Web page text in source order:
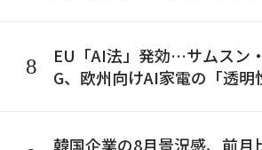
8
EU「AI法」発効…サムスン
G、欧州向けAI家電の「透明
韓国企業の8月景況感、前月